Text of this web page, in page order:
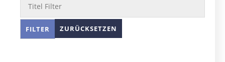
FILTER ZURÜCKSETZEN